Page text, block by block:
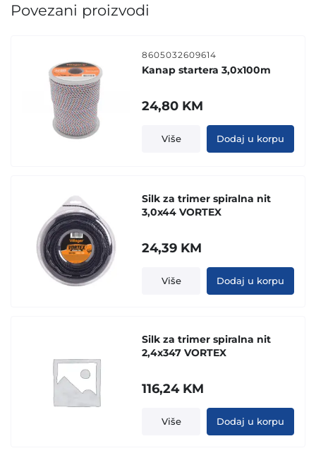
Povezani proizvodi
8605032609614
Kanap startera 3,0x100m
24,80 KM
Više Dodaj u korpu
Silk za trimer spiralna nit
3,0x44 VORTEX
24,39 KM
Više Dodaj u korpu
Silk za trimer spiralna nit
2,4x347 VORTEX
116,24 KM
Više Dodaj u korpu